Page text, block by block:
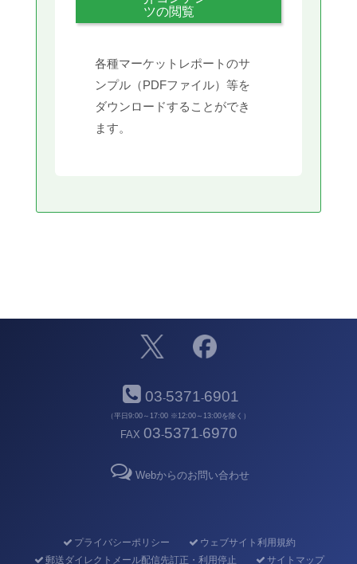
ツの閲覧
各種マーケットレポートのサ
ンプル（PDFファイル）等を
ダウンロードすることができ
ます。
03-5371-6901
（平日9:00～17:00 ※12:00～13:00を除く）
FAX 03-5371-6970
Webからのお問い合わせ
プライバシーポリシー
ウェブサイト利用規約
郵送ダイレクトメール配信先訂正・利用停止
サイトマップ